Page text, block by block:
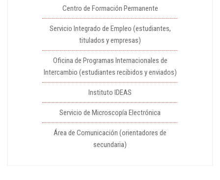
Centro de Formación Permanente
Servicio Integrado de Empleo (estudiantes,
titulados y empresas)
Oficina de Programas Internacionales de
Intercambio (estudiantes recibidos y enviados)
Instituto IDEAS
Servicio de Microscopía Electrónica
Área de Comunicación (orientadores de
secundaria)